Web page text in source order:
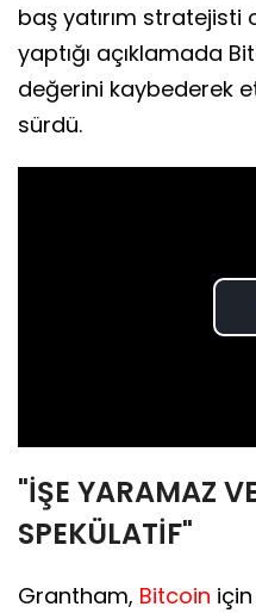
baş yatırım stratejisti
yaptığı açıklamada
değerini kaybederek
sürdü.
"İŞE YARAMAZ
SPEKÜLATİF"
Grantham, Bitcoin